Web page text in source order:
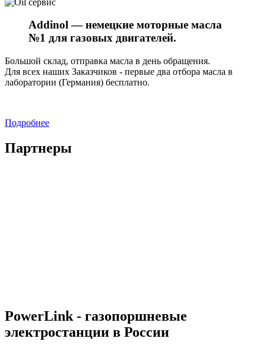
Addinol — немецкие моторные масла
№1 для газовых двигателей.
Большой склад, отправка масла в день обращения.
Для всех наших Заказчиков - первые два отбора масла в
лаборатории (Германия) бесплатно.
Подробнее
Партнеры
PowerLink - газопоршневые
электростанции в России